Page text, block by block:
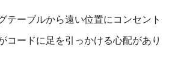
テーブルから遠い位置にコンセント
コードに足を引っかける心配があり